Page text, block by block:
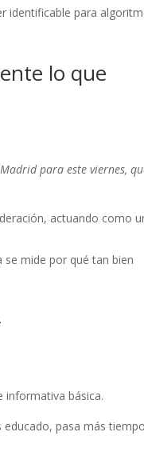
identificable para
lo que
para este viernes,
actuando como
se mide por qué tan bien
informativa básica.
pasa más tiempo